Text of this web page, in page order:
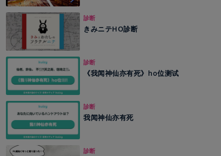
診断
きみニテHO診断
診断
《我闻神仙亦有死》ho位测试
診断
我闻神仙亦有死
診断